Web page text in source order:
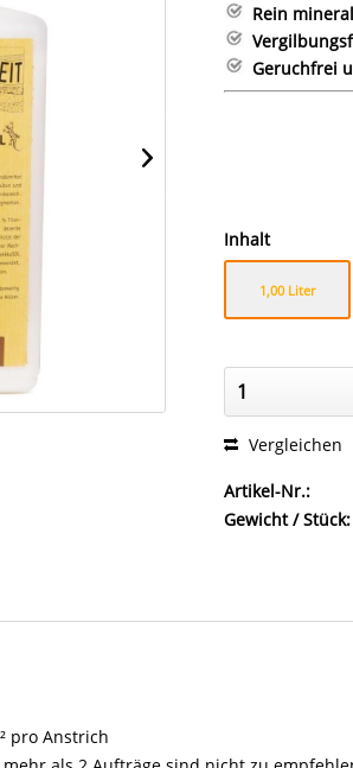
Rein
Geruchfrei
Inhalt
1,00 Liter
Vergleichen
Artikel-Nr.:
Gewicht / Stück:
pro Anstrich